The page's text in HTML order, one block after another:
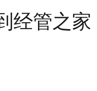
经管之家